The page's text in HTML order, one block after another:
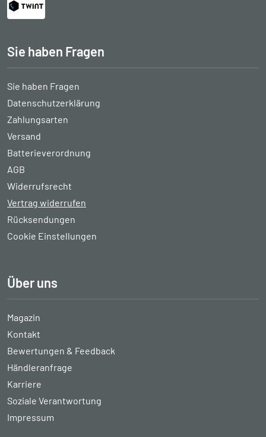
Sie haben Fragen
Sie haben Fragen
Datenschutzerklärung
Zahlungsarten
Versand
Batterieverordnung
AGB
Widerrufsrecht
Vertrag widerrufen
Rücksendungen
Cookie Einstellungen
Über uns
Magazin
Kontakt
Bewertungen & Feedback
Händleranfrage
Karriere
Soziale Verantwortung
Impressum